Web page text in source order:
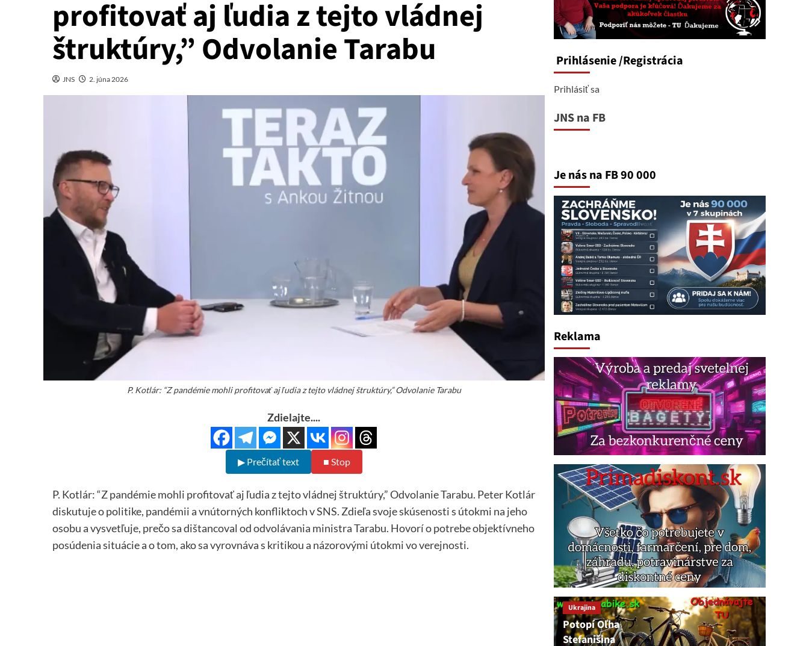
profitovať aj ľudia z tejto vládnej
štruktúry,” Odvolanie Tarabu
JNS 2. júna 2026
P. Kotlár: “Z pandémie mohli profitovať aj ľudia z tejto vládnej štruktúry,” Odvolanie Tarabu
Zdielajte....
▶ Prečítať text ■ Stop
P. Kotlár: “Z pandémie mohli profitovať aj ľudia z tejto vládnej štruktúry,” Odvolanie Tarabu. Peter Kotlár
diskutuje o politike, pandémii a vnútorných konfliktoch v SNS. Zdieľa svoje skúsenosti s útokmi na jeho
osobu a vysvetľuje, prečo sa dištancoval od odvolávania ministra Tarabu. Hovorí o potrebe objektívneho
posúdenia situácie a o tom, ako sa vyrovnáva s kritikou a názorovými útokmi vo verejnosti.
Prihlásenie/Registrácia
Prihlásiť sa
JNS na FB
Je nás na FB 90 000
Reklama
Ukrajina
Potopí Oľha
Stefanišina